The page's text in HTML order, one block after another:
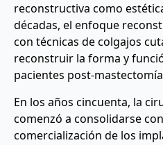
reconstructiva como
décadas, el enfoque
con técnicas de colgajos
reconstruir la forma y
pacientes post-
En los años cincuenta, la
comenzó a consolidarse
comercialización de los